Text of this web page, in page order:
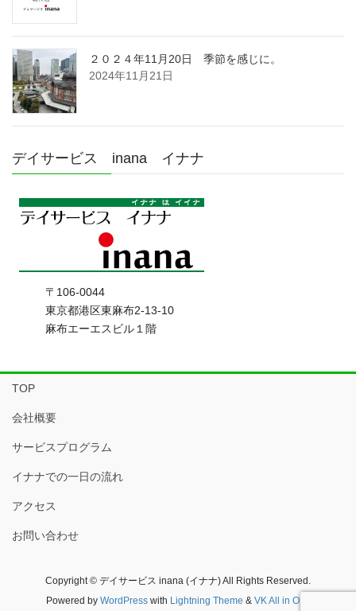
２０２４年11月20日 季節を感じに。
2024年11月21日
デイサービス inana イナナ
〒106-0044
東京都港区東麻布2-13-10
麻布エーエスビル１階
TOP
会社概要
サービスプログラム
イナナでの一日の流れ
アクセス
お問い合わせ
Copyright © デイサービス inana (イナナ) All Rights Reserved.
Powered by WordPresswith Lightning Theme & VK All in One